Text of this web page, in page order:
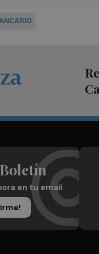
en tu email